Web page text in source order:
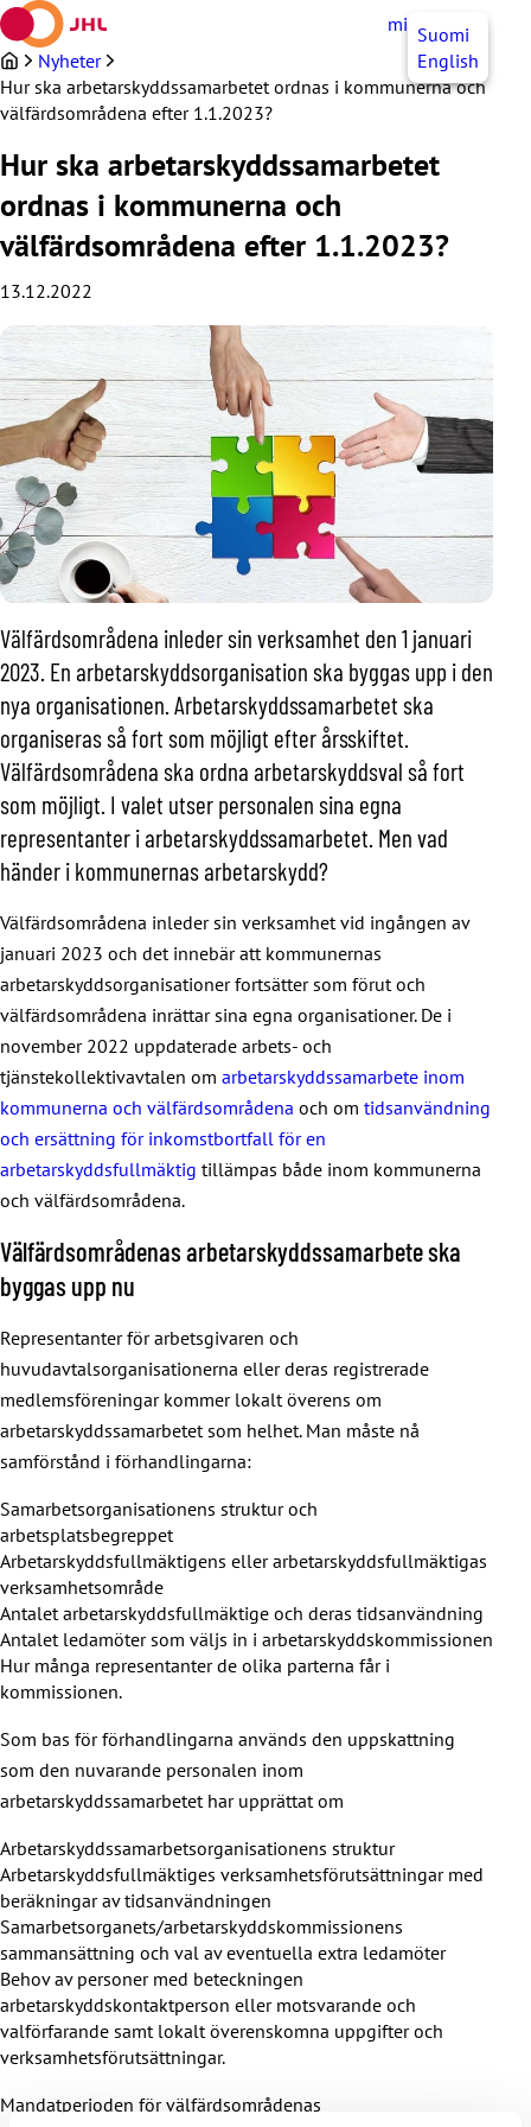
Hoppa
till
innehållet
mittJHL SV
Suomi
English
Nyheter
Hur ska arbetarskyddssamarbetet ordnas i kommunerna och
välfärdsområdena efter 1.1.2023?
Hur ska arbetarskyddssamarbetet
ordnas i kommunerna och
välfärdsområdena efter 1.1.2023?
13.12.2022
Välfärdsområdena inleder sin verksamhet den 1 januari
2023. En arbetarskyddsorganisation ska byggas upp i den
nya organisationen. Arbetarskyddssamarbetet ska
organiseras så fort som möjligt efter årsskiftet.
Välfärdsområdena ska ordna arbetarskyddsval så fort
som möjligt. I valet utser personalen sina egna
representanter i arbetarskyddssamarbetet. Men vad
händer i kommunernas arbetarskydd?
Välfärdsområdena inleder sin verksamhet vid ingången av
januari 2023 och det innebär att kommunernas
arbetarskyddsorganisationer fortsätter som förut och
välfärdsområdena inrättar sina egna organisationer. De i
november 2022 uppdaterade arbets- och
tjänstekollektivavtalen om arbetarskyddssamarbete inom
kommunerna och välfärdsområdena och om tidsanvändning
och ersättning för inkomstbortfall för en
arbetarskyddsfullmäktig tillämpas både inom kommunerna
och välfärdsområdena.
Välfärdsområdenas arbetarskyddssamarbete ska
byggas upp nu
Representanter för arbetsgivaren och
huvudavtalsorganisationerna eller deras registrerade
medlemsföreningar kommer lokalt överens om
arbetarskyddssamarbetet som helhet. Man måste nå
samförstånd i förhandlingarna:
Samarbetsorganisationens struktur och
arbetsplatsbegreppet
Arbetarskyddsfullmäktigens eller arbetarskyddsfullmäktigas
verksamhetsområde
Antalet arbetarskyddsfullmäktige och deras tidsanvändning
Antalet ledamöter som väljs in i arbetarskyddskommissionen
Hur många representanter de olika parterna får i
kommissionen.
Som bas för förhandlingarna används den uppskattning
som den nuvarande personalen inom
arbetarskyddssamarbetet har upprättat om
Arbetarskyddssamarbetsorganisationens struktur
Arbetarskyddsfullmäktiges verksamhetsförutsättningar med
beräkningar av tidsanvändningen
Samarbetsorganets/arbetarskyddskommissionens
sammansättning och val av eventuella extra ledamöter
Behov av personer med beteckningen
arbetarskyddskontaktperson eller motsvarande och
valförfarande samt lokalt överenskomna uppgifter och
verksamhetsförutsättningar.
Mandatperioden för välfärdsområdenas